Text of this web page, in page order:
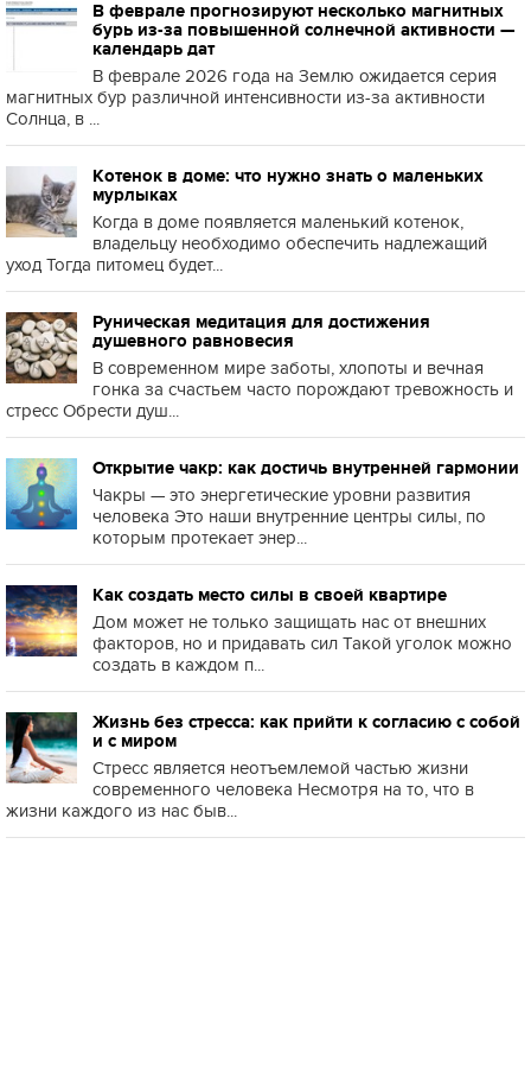
В феврале прогнозируют несколько магнитных
бурь из-за повышенной солнечной активности —
календарь дат
В феврале 2026 года на Землю ожидается серия
магнитных бур различной интенсивности из-за активности
Солнца, в ...
Котенок в доме: что нужно знать о маленьких
мурлыках
Когда в доме появляется маленький котенок,
владельцу необходимо обеспечить надлежащий
уход Тогда питомец будет...
Руническая медитация для достижения
душевного равновесия
В современном мире заботы, хлопоты и вечная
гонка за счастьем часто порождают тревожность и
стресс Обрести душ...
Открытие чакр: как достичь внутренней гармонии
Чакры — это энергетические уровни развития
человека Это наши внутренние центры силы, по
которым протекает энер...
Как создать место силы в своей квартире
Дом может не только защищать нас от внешних
факторов, но и придавать сил Такой уголок можно
создать в каждом п...
Жизнь без стресса: как прийти к согласию с собой
и с миром
Стресс является неотъемлемой частью жизни
современного человека Несмотря на то, что в
жизни каждого из нас быв...